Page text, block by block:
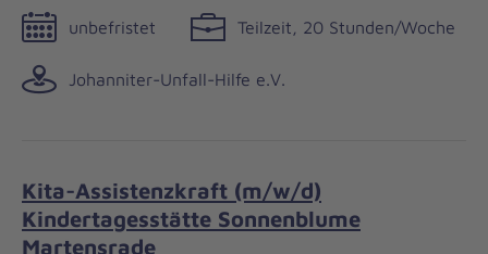
unbefristet Teilzeit, 20 Stunden/Woche
Johanniter-Unfall-Hilfe e.V.
Kita-Assistenzkraft (m/w/d)
Kindertagesstätte Sonnenblume
Martensrade